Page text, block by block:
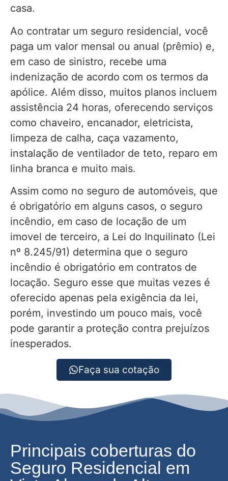
casa.
Ao contratar um seguro residencial, você
paga um valor mensal ou anual (prêmio) e,
em caso de sinistro, recebe uma
indenização de acordo com os termos da
apólice. Além disso, muitos planos incluem
assistência 24 horas, oferecendo serviços
como chaveiro, encanador, eletricista,
limpeza de calha, caça vazamento,
instalação de ventilador de teto, reparo em
linha branca e muito mais.
Assim como no seguro de automóveis, que
é obrigatório em alguns casos, o seguro
incêndio, em caso de locação de um
imovel de terceiro, a Lei do Inquilinato (Lei
nº 8.245/91) determina que o seguro
incêndio é obrigatório em contratos de
locação. Seguro esse que muitas vezes é
oferecido apenas pela exigência da lei,
porém, investindo um pouco mais, você
pode garantir a proteção contra prejuízos
inesperados.
Faça sua cotação
Principais coberturas do
Seguro Residencial em